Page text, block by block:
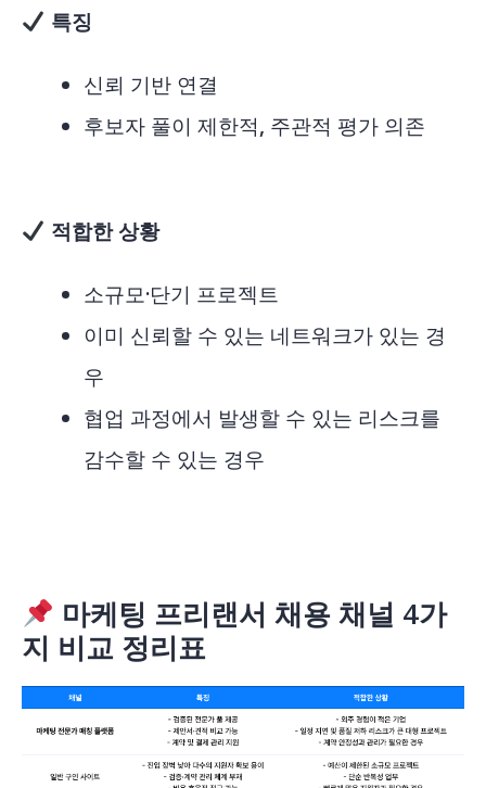
특징
신뢰 기반 연결
후보자 풀이 제한적, 주관적 평가 의존
적합한 상황
소규모·단기 프로젝트
이미 신뢰할 수 있는 네트워크가 있는 경
우
협업 과정에서 발생할 수 있는 리스크를
감수할 수 있는 경우
마케팅 프리랜서 채용 채널 4가
지 비교 정리표